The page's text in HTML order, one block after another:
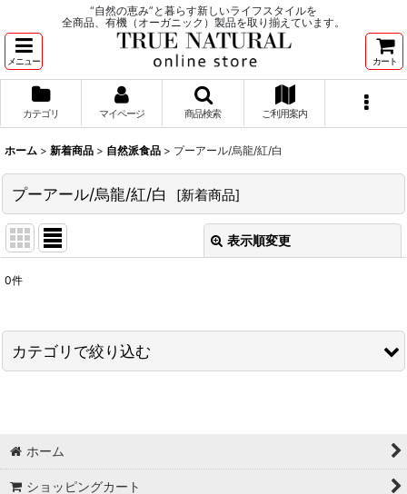
“自然の恵み”と暮らす新しいライフスタイルを
全商品、有機（オーガニック）製品を取り揃えています。
メニュー カート
カテゴリ マイページ 商品検索 ご利用案内
ホーム > 新着商品 > 自然派食品 > プーアール/烏龍/紅/白
プーアール/烏龍/紅/白 [新着商品]
表示順変更
並び順:
0件
カテゴリで絞り込む
お茶・紅茶
ホーム
ショッピングカート